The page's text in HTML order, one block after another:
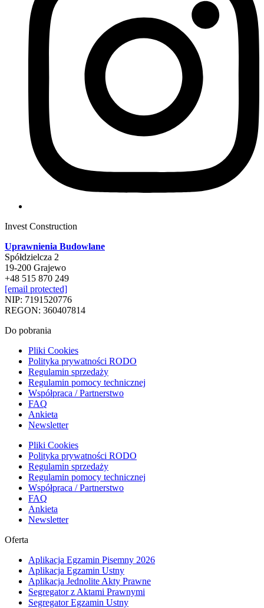
Invest Construction
Uprawnienia Budowlane
Spółdzielcza 2
19-200 Grajewo
+48 515 870 249
[email protected]
NIP: 7191520776
REGON: 360407814
Do pobrania
Pliki Cookies
Polityka prywatności RODO
Regulamin sprzedaży
Regulamin pomocy technicznej
Współpraca / Partnerstwo
FAQ
Ankieta
Newsletter
Pliki Cookies
Polityka prywatności RODO
Regulamin sprzedaży
Regulamin pomocy technicznej
Współpraca / Partnerstwo
FAQ
Ankieta
Newsletter
Oferta
Aplikacja Egzamin Pisemny 2026
Aplikacja Egzamin Ustny
Aplikacja Jednolite Akty Prawne
Segregator z Aktami Prawnymi
Segregator Egzamin Ustny